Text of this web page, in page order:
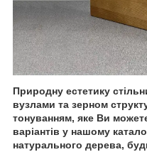
Природну естетику
вузлами та зерном
тонуванням, яке Ви
варіантів у нашому
натурального дерева,